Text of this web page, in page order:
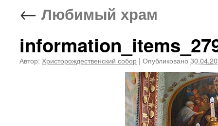
← Любимый храм
Автор: Христорождественский собор | Опубликовано